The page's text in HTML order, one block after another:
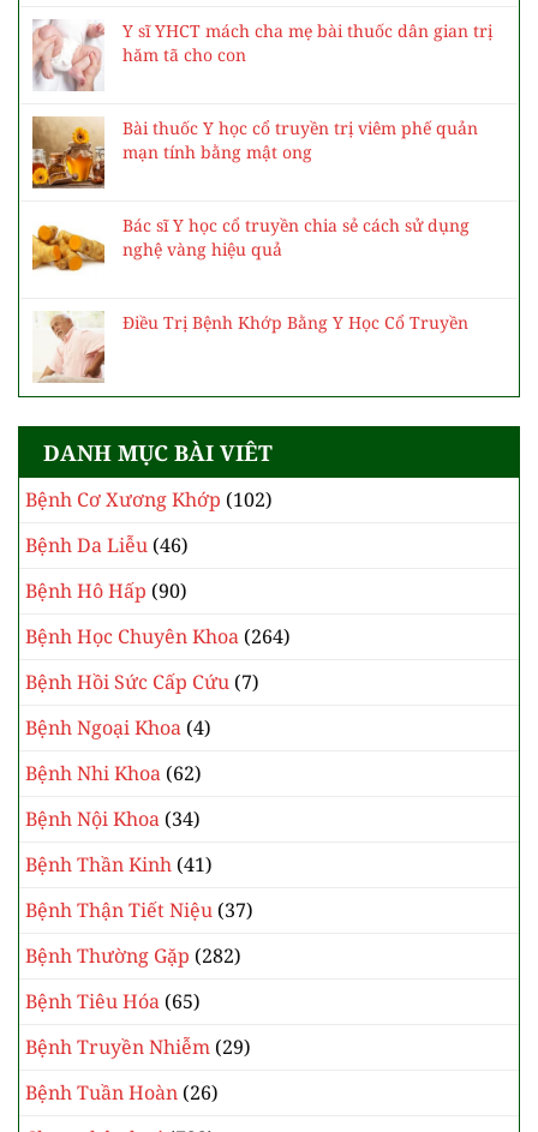
Y sĩ YHCT mách cha mẹ bài thuốc dân gian trị
hăm tã cho con
Bài thuốc Y học cổ truyền trị viêm phế quản
mạn tính bằng mật ong
Bác sĩ Y học cổ truyền chia sẻ cách sử dụng
nghệ vàng hiệu quả
Điều Trị Bệnh Khớp Bằng Y Học Cổ Truyền
DANH MỤC BÀI VIÊT
Bệnh Cơ Xương Khớp (102)
Bệnh Da Liễu (46)
Bệnh Hô Hấp (90)
Bệnh Học Chuyên Khoa (264)
Bệnh Hồi Sức Cấp Cứu (7)
Bệnh Ngoại Khoa (4)
Bệnh Nhi Khoa (62)
Bệnh Nội Khoa (34)
Bệnh Thần Kinh (41)
Bệnh Thận Tiết Niệu (37)
Bệnh Thường Gặp (282)
Bệnh Tiêu Hóa (65)
Bệnh Truyền Nhiễm (29)
Bệnh Tuần Hoàn (26)